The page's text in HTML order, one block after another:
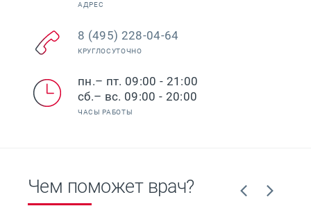
АДРЕС
8 (495) 228-04-64
КРУГЛОСУТОЧНО
пн.– пт. 09:00 - 21:00
сб.– вс. 09:00 - 20:00
ЧАСЫ РАБОТЫ
Чем поможет врач?